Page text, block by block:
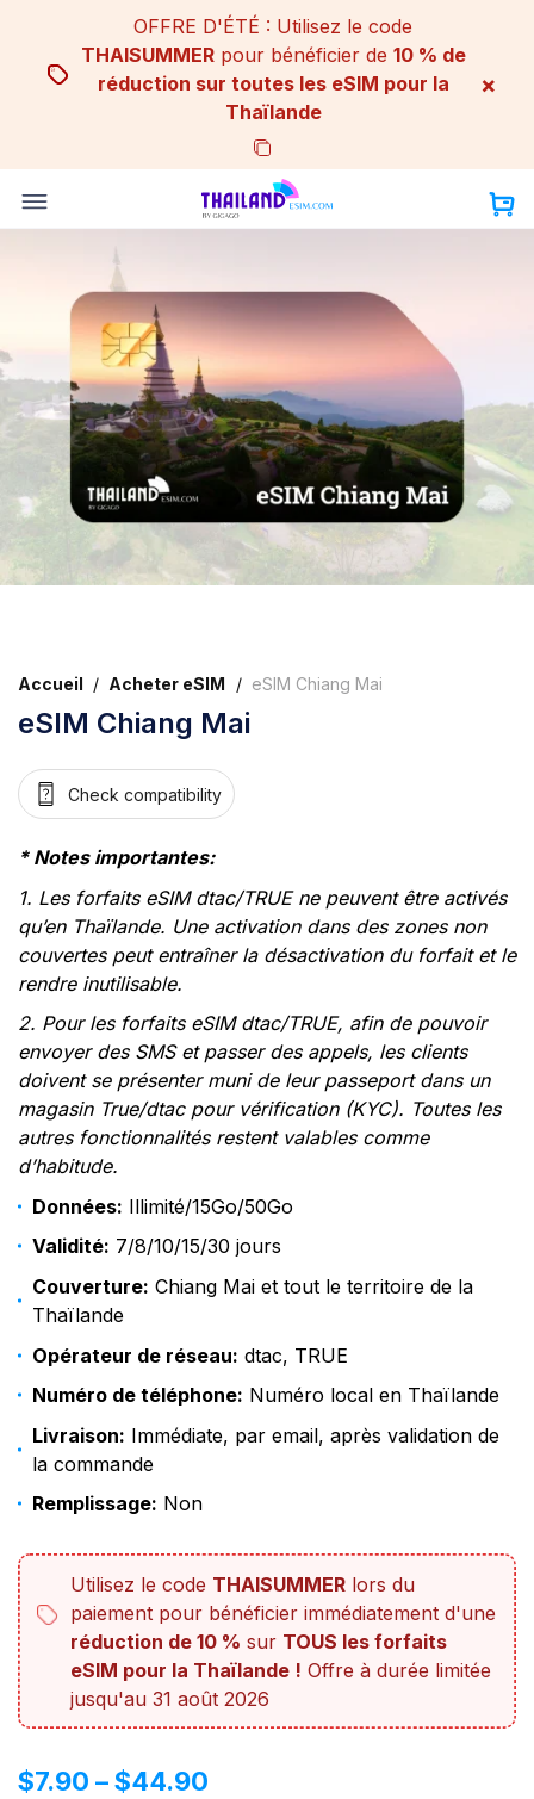
content
OFFRE D'ÉTÉ : Utilisez le code
THAISUMMERpour bénéficier de 10 % de
réduction sur toutes les eSIM pour la
Thaïlande
×
Accueil / Acheter eSIM / eSIM Chiang Mai
eSIM Chiang Mai
Check compatibility
* Notes importantes:
1. Les forfaits eSIM dtac/TRUE ne peuvent être activés
qu’en Thaïlande. Une activation dans des zones non
couvertes peut entraîner la désactivation du forfait et le
rendre inutilisable.
2. Pour les forfaits eSIM dtac/TRUE, afin de pouvoir
envoyer des SMS et passer des appels, les clients
doivent se présenter muni de leur passeport dans un
magasin True/dtac pour vérification (KYC). Toutes les
autres fonctionnalités restent valables comme
d’habitude.
Données: Illimité/15Go/50Go
Validité: 7/8/10/15/30 jours
Couverture: Chiang Mai et tout le territoire de la
Thaïlande
Opérateur de réseau: dtac, TRUE
Numéro de téléphone: Numéro local en Thaïlande
Livraison: Immédiate, par email, après validation de
la commande
Remplissage: Non
Utilisez le code THAISUMMERlors du
paiement pour bénéficier immédiatement d'une
réduction de 10 % sur TOUS les forfaits
eSIM pour la Thaïlande ! Offre à durée limitée
jusqu'au 31 août 2026
$7.90 –$44.90